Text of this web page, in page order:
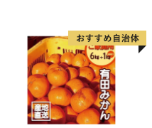
ん 和歌山 ご家庭用